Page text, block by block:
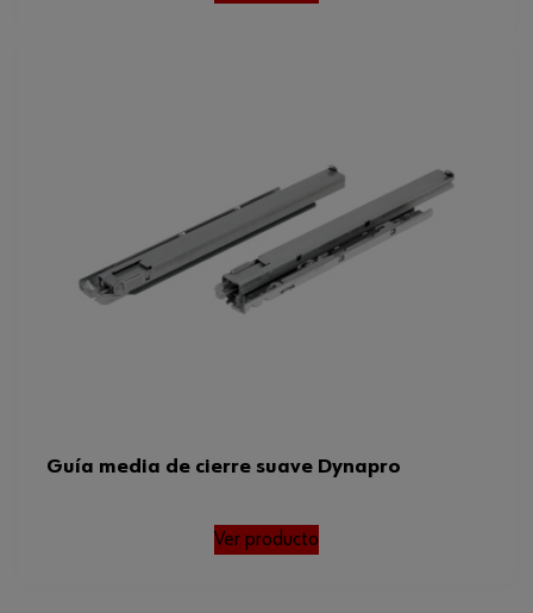
Guía media de cierre suave Dynapro
Ver producto